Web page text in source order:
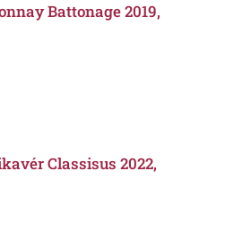
Battonage 2019,
Classisus 2022,